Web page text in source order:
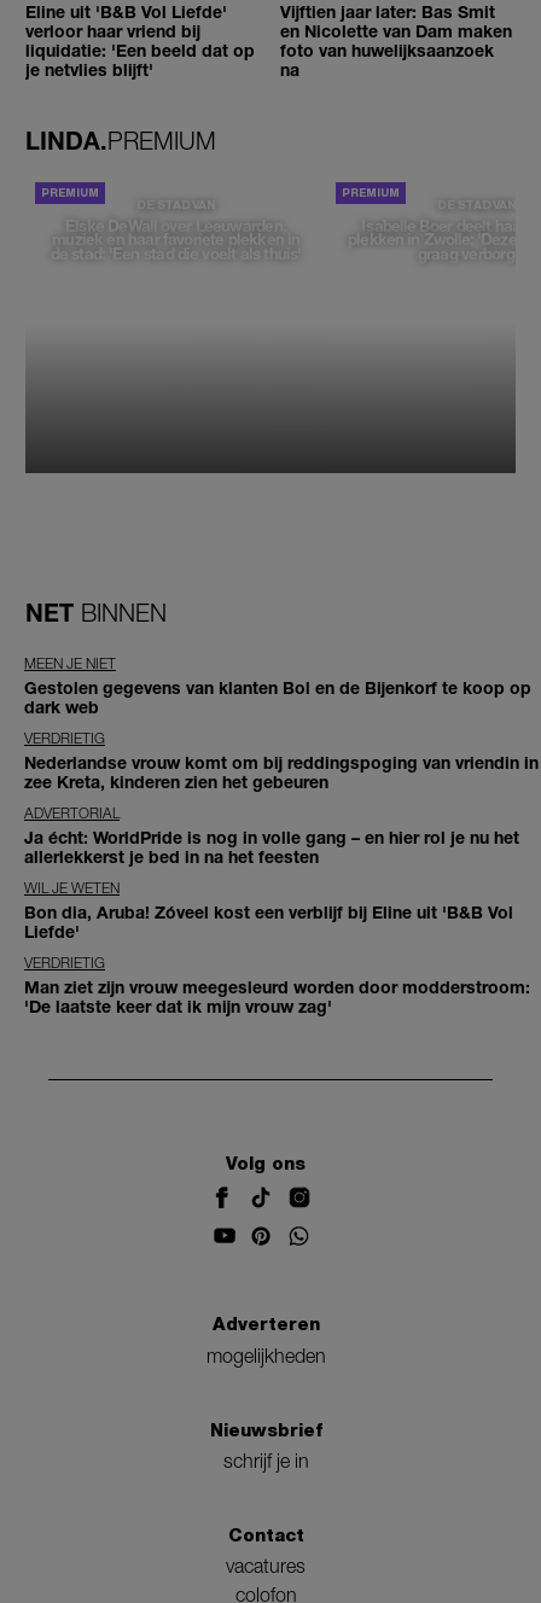
Eline uit 'B&B Vol Liefde'
verloor haar vriend bij
liquidatie: 'Een beeld dat op
je netvlies blijft'
Vijftien jaar later: Bas Smit
en Nicolette van Dam maken
foto van huwelijksaanzoek
na
LINDA.PREMIUM
DE STAD VAN
Elske DeWall over Leeuwarden,
muziek en haar favoriete plekken in
de stad: 'Een stad die voelt als thuis'
DE STAD VAN
Isabelle Boer deelt haar
plekken in Zwolle: 'Deze
graag verborgen'
NET BINNEN
MEEN JE NIET
Gestolen gegevens van klanten Bol en de Bijenkorf te koop op
dark web
VERDRIETIG
Nederlandse vrouw komt om bij reddingspoging van vriendin in
zee Kreta, kinderen zien het gebeuren
ADVERTORIAL
Ja écht: WorldPride is nog in volle gang – en hier rol je nu het
allerlekkerst je bed in na het feesten
WIL JE WETEN
Bon dia, Aruba! Zóveel kost een verblijf bij Eline uit 'B&B Vol
Liefde'
VERDRIETIG
Man ziet zijn vrouw meegesleurd worden door modderstroom:
'De laatste keer dat ik mijn vrouw zag'
Volg ons
Adverteren
mogelijkheden
Nieuwsbrief
schrijf je in
Contact
vacatures
colofon